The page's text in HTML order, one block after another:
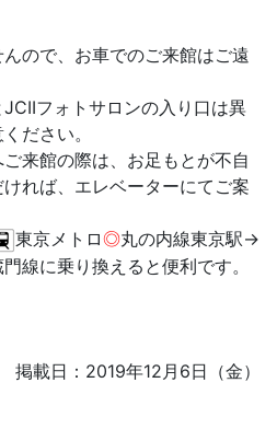
ので、お車でのご来館はご遠
フォトサロンの入り口は異
ださい。
来館の際は、お足もとが不自
れば、エレベーターにてご案
東京メトロ◎丸の内線東京駅→
線に乗り換えると便利です。
掲載日：2019年12月6日（金）